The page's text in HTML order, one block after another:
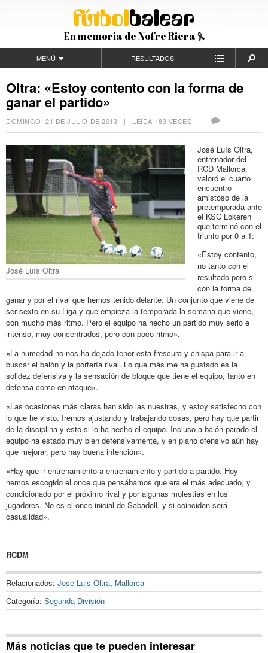
En memoria de Nofre Riera
MENÚ RESULTADOS
Oltra: «Estoy contento con la forma de
ganar el partido»
DOMINGO, 21 DE JULIO DE 2013 | LEÍDA 183 VECES |
José Luís Oltra
José Luís Oltra,
entrenador del
RCD Mallorca,
valoró el cuarto
encuentro
amistoso de la
pretemporada ante
el KSC Lokeren
que terminó con el
triunfo por 0 a 1:
«Estoy contento,
no tanto con el
resultado pero si
con la forma de
ganar y por el rival que hemos tenido delante. Un conjunto que viene de
ser sexto en su Liga y que empieza la temporada la semana que viene,
con mucho más ritmo. Pero el equipo ha hecho un partido muy serio e
intenso, muy concentrados, pero con poco ritmo».
«La humedad no nos ha dejado tener esta frescura y chispa para ir a
buscar el balón y la portería rival. Lo que más me ha gustado es la
solidez defensiva y la sensación de bloque que tiene el equipo, tanto en
defensa como en ataque».
«Las ocasiones más claras han sido las nuestras, y estoy satisfecho con
lo que he visto. Iremos ajustando y trabajando cosas, pero hay que partir
de la disciplina y esto si lo ha hecho el equipo. Incluso a balón parado el
equipo ha estado muy bien defensivamente, y en plano ofensivo aún hay
que mejorar, pero hay buena intención».
«Hay que ir entrenamiento a entrenamiento y partido a partido. Hoy
hemos escogido el once que pensábamos que era el más adecuado, y
condicionado por el próximo rival y por algunas molestias en los
jugadores. No es el once inicial de Sabadell, y si coinciden será
casualidad».
RCDM
Relacionados: Jose Luis Oltra, Mallorca
Categoría: Segunda División
Más noticias que te pueden interesar